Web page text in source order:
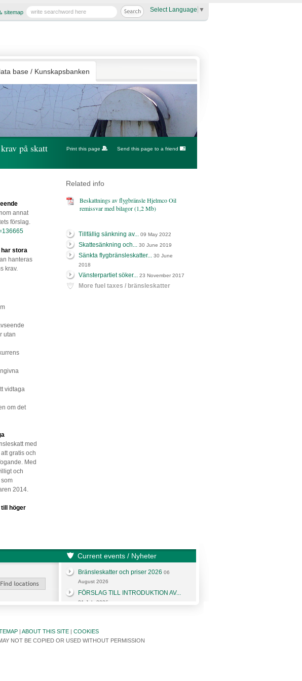
sitemap Select Language ▼
base / Kunskapsbanken
på skatt
Print this page Send this page to a friend
annat
förslag.
har stora
hanteras
krav.
utan
vidtaga
om det
med
gratis och
Med
och
2014.
höger
Related info
Beskattnings av flygbränsle Hjelmco Oil
remissvar med bilagor (1,2 Mb)
Tillfällig sänkning av... 09 May 2022
Skattesänkning och... 30 June 2019
Sänkta flygbränsleskatter... 30 June
2018
Vänsterpartiet söker... 23 November 2017
More fuel taxes / bränsleskatter
Current events / Nyheter
Bränsleskatter och priser 2026 06
August 2026
FÖRSLAG TILL INTRODUKTION AV...
31 July 2026
| ABOUT THIS SITE | COOKIES
NOT BE COPIED OR USED WITHOUT PERMISSION